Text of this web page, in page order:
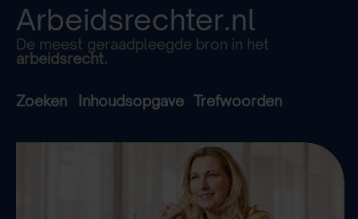
Arbeidsrechter.nl
De meest geraadpleegde bron in het
arbeidsrecht.
Zoeken Inhoudsopgave Trefwoorden